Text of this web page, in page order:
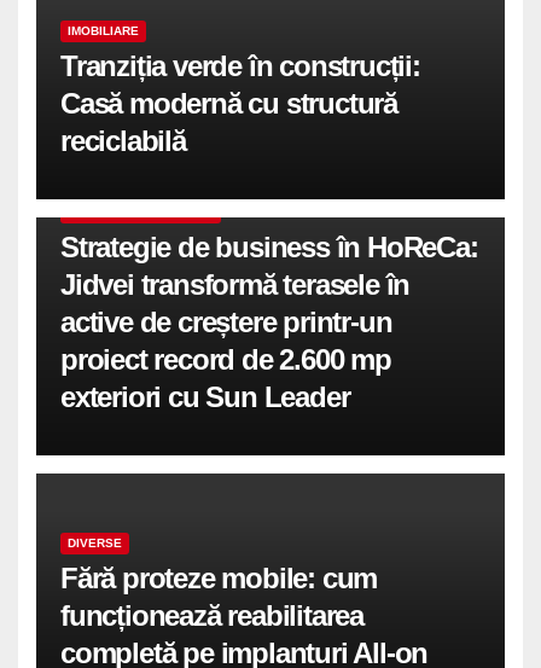
IMOBILIARE
Tranziția verde în construcții:
Casă modernă cu structură
reciclabilă
Strategie de business în HoReCa:
Jidvei transformă terasele în
active de creștere printr-un
proiect record de 2.600 mp
exteriori cu Sun Leader
DIVERSE
Fără proteze mobile: cum
funcționează reabilitarea
completă pe implanturi All-on